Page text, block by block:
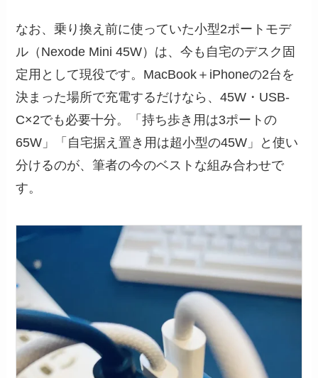
なお、乗り換え前に使っていた小型2ポートモデ
ル（Nexode Mini 45W）は、今も自宅のデスク固
定用として現役です。MacBook＋iPhoneの2台を
決まった場所で充電するだけなら、45W・USB-
C×2でも必要十分。「持ち歩き用は3ポートの
65W」「自宅据え置き用は超小型の45W」と使い
分けるのが、筆者の今のベストな組み合わせで
す。